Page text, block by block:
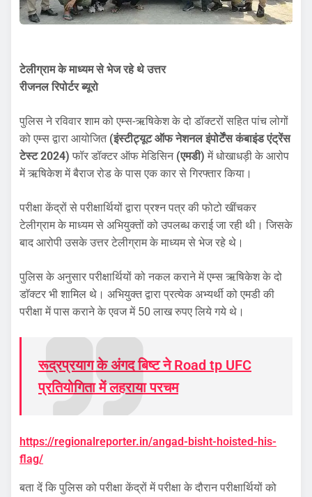
टेलीग्राम के माध्यम से भेज रहे थे उत्तर
रीजनल रिपोर्टर ब्यूरो
पुलिस ने रविवार शाम को एम्स-ऋषिकेश के दो डॉक्टरों सहित पांच लोगों
को एम्स द्वारा आयोजित(इंस्टीट्यूट ऑफ नेशनल इंपोर्टेंस कंबाइंड एंट्रेंस
टेस्ट 2024) फॉर डॉक्टर ऑफ मेडिसिन(एमडी) में धोखाधड़ी के आरोप
में ऋषिकेश में बैराज रोड के पास एक कार से गिरफ्तार किया।
परीक्षा केंद्रों से परीक्षार्थियों द्वारा प्रश्न पत्र की फोटो खींचकर
टेलीग्राम के माध्यम से अभियुक्तों को उपलब्ध कराई जा रही थी। जिसके
बाद आरोपी उसके उत्तर टेलीग्राम के माध्यम से भेज रहे थे।
पुलिस के अनुसार परीक्षार्थियों को नकल कराने में एम्स ऋषिकेश के दो
डाॅक्टर भी शामिल थे। अभियुक्त द्वारा प्रत्येक अभ्यर्थी को एमडी की
परीक्षा में पास कराने के एवज में 50 लाख रुपए लिये गये थे।
रूद्रप्रयाग के अंगद बिष्ट ने Road tp UFC
प्रतियोगिता में लहराया परचम
https://regionalreporter.in/angad-bisht-hoisted-his-
flag/
बता दें कि पुलिस को परीक्षा केंद्रों में परीक्षा के दौरान परीक्षार्थियों को